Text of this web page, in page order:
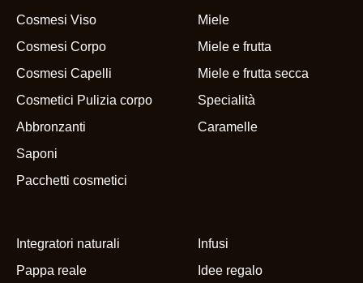
Cosmesi Viso
Cosmesi Corpo
Cosmesi Capelli
Cosmetici Pulizia corpo
Abbronzanti
Saponi
Pacchetti cosmetici
Miele
Miele e frutta
Miele e frutta secca
Specialità
Caramelle
Integratori naturali
Pappa reale
Infusi
Idee regalo